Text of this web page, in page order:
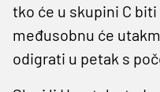
tko će u skupini C
međusobnu će
odigrati u petak s